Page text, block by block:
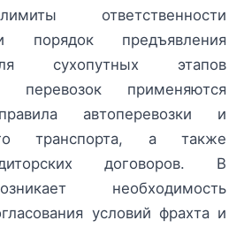
ответственности
порядок предъявления
сухопутных этапов
перевозок применяются
автоперевозки и
транспорта, а также
договоров. В
необходимость
условий фрахта и